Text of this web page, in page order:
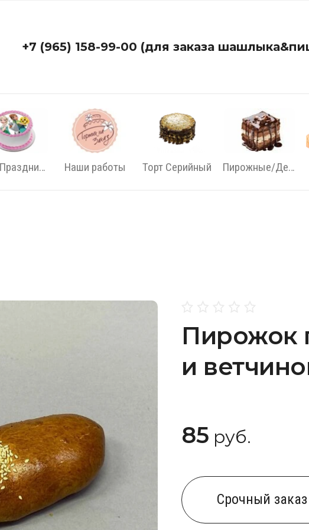
+7 (965) 158-99-00 (для заказа
Торт Праздничный Наши работы Торт Серийный Пирожные/Десерты
Пирожок
и
85 руб.
Cрочный заказ